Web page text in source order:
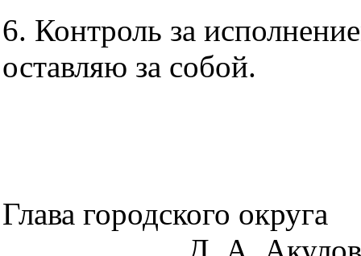
6. Контроль за
оставляю за собой.
Глава